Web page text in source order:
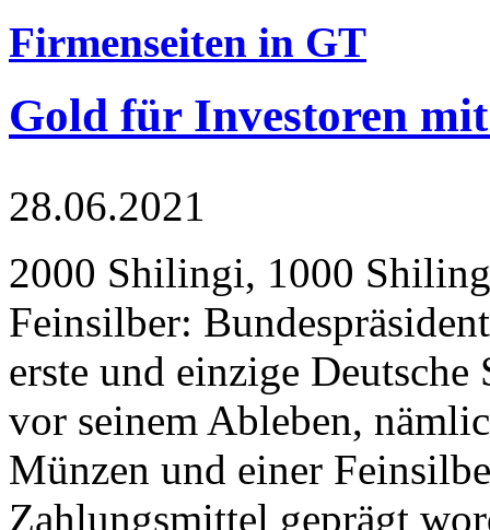
Firmenseiten in GT
Gold für Investoren
28.06.2021
2000 Shilingi, 1000
Feinsilber:
erste und einzige Deutsche
vor seinem Ableben,
Münzen und einer
Zahlungsmittel geprägt